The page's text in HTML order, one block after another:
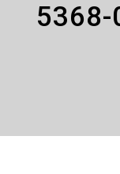
5368-